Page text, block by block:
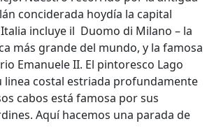
conciderada hoydía la capital
incluye il Duomo di Milano – la
más grande del mundo, y la famosa
Emanuele II. El pintoresco Lago
linea costal estriada profundamente
cabos está famosa por sus
Aquí hacemos una parada de